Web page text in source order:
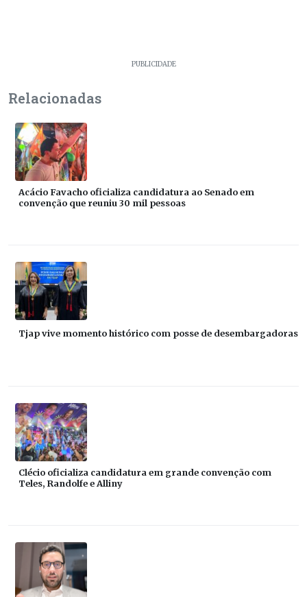
PUBLICIDADE
Relacionadas
Acácio Favacho oficializa candidatura ao Senado em
convenção que reuniu 30 mil pessoas
Tjap vive momento histórico com posse de desembargadoras
Clécio oficializa candidatura em grande convenção com
Teles, Randolfe e Alliny